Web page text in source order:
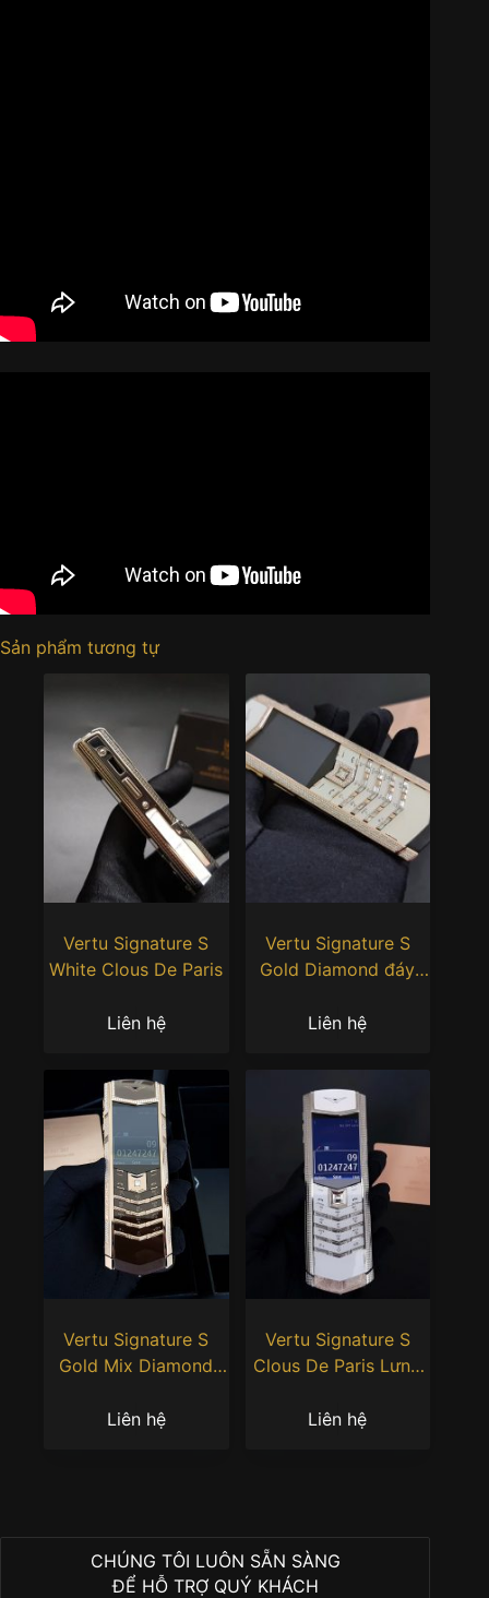
Sản phẩm tương tự
Vertu Signature S
White Clous De Paris
Liên hệ
Vertu Signature S
Gold Diamond đáy
Liên hệ
Vertu Signature S
Gold Mix Diamond
Liên hệ
Vertu Signature S
Clous De Paris Lưng
Liên hệ
CHÚNG TÔI LUÔN SẴN SÀNG
ĐỂ HỖ TRỢ QUÝ KHÁCH